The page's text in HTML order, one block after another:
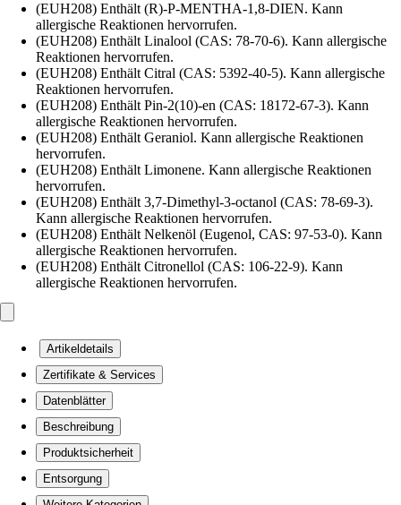
(EUH208) Enthält (R)-P-MENTHA-1,8-DIEN. Kann
allergische Reaktionen hervorrufen.
(EUH208) Enthält Linalool (CAS: 78-70-6). Kann allergische
Reaktionen hervorrufen.
(EUH208) Enthält Citral (CAS: 5392-40-5). Kann allergische
Reaktionen hervorrufen.
(EUH208) Enthält Pin-2(10)-en (CAS: 18172-67-3). Kann
allergische Reaktionen hervorrufen.
(EUH208) Enthält Geraniol. Kann allergische Reaktionen
hervorrufen.
(EUH208) Enthält Limonene. Kann allergische Reaktionen
hervorrufen.
(EUH208) Enthält 3,7-Dimethyl-3-octanol (CAS: 78-69-3).
Kann allergische Reaktionen hervorrufen.
(EUH208) Enthält Nelkenöl (Eugenol, CAS: 97-53-0). Kann
allergische Reaktionen hervorrufen.
(EUH208) Enthält Citronellol (CAS: 106-22-9). Kann
allergische Reaktionen hervorrufen.
Artikeldetails
Zertifikate & Services
Datenblätter
Beschreibung
Produktsicherheit
Entsorgung